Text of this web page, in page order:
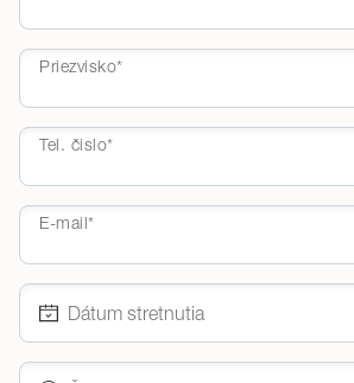
Priezvisko*
Tel. čislo*
E-mail*